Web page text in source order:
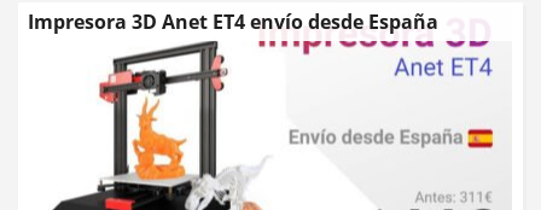
Impresora 3D Anet ET4 envío desde España